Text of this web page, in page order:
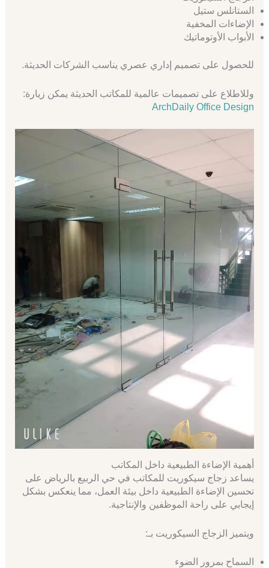
الستانلس ستيل
الإضاءات المخفية
الأبواب الأوتوماتيك
للحصول على تصميم إداري عصري يناسب الشركات الحديثة.
وللاطلاع على تصميمات عالمية للمكاتب الحديثة يمكن زيارة:
ArchDaily Office Design
أهمية الإضاءة الطبيعية داخل المكاتب
يساعد زجاج سيكوريت للمكاتب في حي الربيع بالرياض على
تحسين الإضاءة الطبيعية داخل بيئة العمل، مما ينعكس بشكل
إيجابي على راحة الموظفين والإنتاجية.
ويتميز الزجاج السيكوريت بـ:
السماح بمرور الضوء